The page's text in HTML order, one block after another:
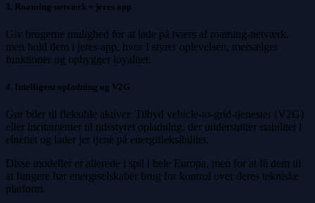
3. Roaming-netværk + jeres app
Giv brugerne mulighed for at lade på tværs af roaming-netværk,
men hold dem i jeres app, hvor I styrer oplevelsen, mersælger
funktioner og opbygger loyalitet.
4. Intelligent opladning og V2G
Gør biler til fleksible aktiver. Tilbyd vehicle-to-grid-tjenester (V2G)
eller incitamenter til tidsstyret opladning, der understøtter stabilitet i
elnettet og lader jer tjene på energifleksibilitet.
Disse modeller er allerede i spil i hele Europa, men for at få dem til
at fungere har energiselskaber brug for kontrol over deres tekniske
platform.